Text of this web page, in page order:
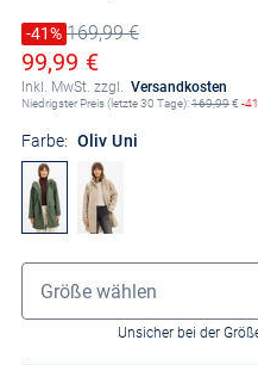
Preis reduziert um
-41%
Alter Preis169,99 €
Ermäßigter Preis
99,99 €
Inkl. MwSt. zzgl. Versandkosten
Niedrigster Preis (letzte 30 Tage):169,99€ -
Farbe: Oliv Uni
Grössenauswahl
Größe wählen
Unsicher bei der